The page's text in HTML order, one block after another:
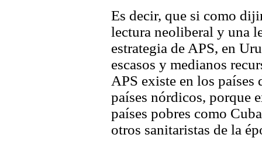
Es decir, que si como
lectura neoliberal y una
estrategia de APS, en
escasos y medianos
APS existe en los
países nórdicos, porque
países pobres como
otros sanitaristas de la